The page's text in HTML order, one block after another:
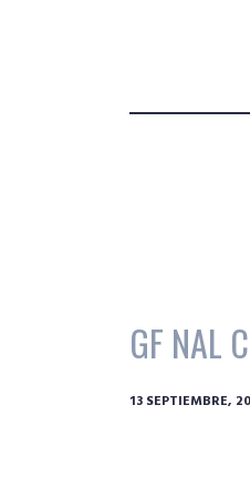
GF NAL
13 SEPTIEMBRE,